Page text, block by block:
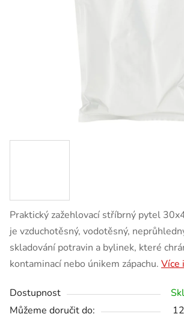
Praktický zažehlovací stříbrný pytel
je vzduchotěsný, vodotěsný,
skladování potravin a bylinek, které
kontaminací nebo únikem zápachu. Více
Dostupnost
Můžeme doručit do: